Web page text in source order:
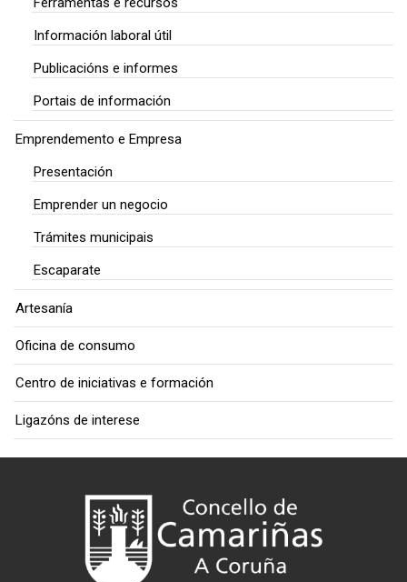
Información laboral útil
Publicacións e informes
Portais de información
Emprendemento e Empresa
Presentación
Emprender un negocio
Trámites municipais
Escaparate
Artesanía
Oficina de consumo
Centro de iniciativas e formación
Ligazóns de interese